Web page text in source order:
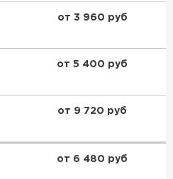
от 3 960 руб
от 5 400 руб
от 9 720 руб
от 6 480 руб
Xotpipe
Эковер
Тимплэкс